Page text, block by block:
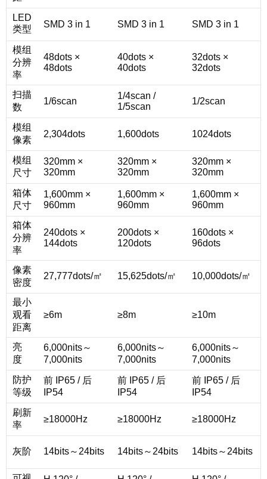
LED
类型
SMD 3 in 1 SMD 3 in 1 SMD 3 in 1
模组
分辨
率
48dots ×
48dots
40dots ×
40dots
32dots ×
32dots
扫描
数
1/6scan
1/4scan /
1/5scan
1/2scan
模组
像素
2,304dots 1,600dots 1024dots
模组
尺寸
320mm ×
320mm
320mm ×
320mm
320mm ×
320mm
箱体
尺寸
1,600mm ×
960mm
1,600mm ×
960mm
1,600mm ×
960mm
箱体
分辨
率
240dots ×
144dots
200dots ×
120dots
160dots ×
96dots
像素
密度
27,777dots/㎡ 15,625dots/㎡ 10,000dots/㎡
最小
观看
距离
≥6m ≥8m ≥10m
亮
度
6,000nits～
7,000nits
6,000nits～
7,000nits
6,000nits～
7,000nits
防护
等级
前 IP65 / 后
IP54
前 IP65 / 后
IP54
前 IP65 / 后
IP54
刷新
率
≥18000Hz ≥18000Hz ≥18000Hz
灰阶 14bits～24bits 14bits～24bits 14bits～24bits